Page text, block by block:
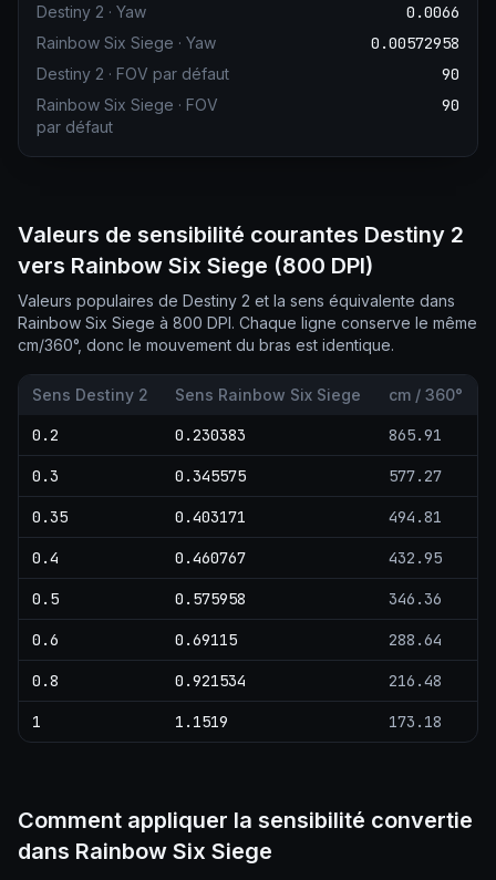
Destiny 2 · Yaw 0.0066
Rainbow Six Siege · Yaw 0.00572958
Destiny 2 · FOV par défaut 90
Rainbow Six Siege · FOV
par défaut
90
Valeurs de sensibilité courantes Destiny 2
vers Rainbow Six Siege (800 DPI)
Valeurs populaires de Destiny 2 et la sens équivalente dans
Rainbow Six Siege à 800 DPI. Chaque ligne conserve le même
cm/360°, donc le mouvement du bras est identique.
Sens Destiny 2 Sens Rainbow Six Siege cm / 360°
0.2 0.230383 865.91
0.3 0.345575 577.27
0.35 0.403171 494.81
0.4 0.460767 432.95
0.5 0.575958 346.36
0.6 0.69115 288.64
0.8 0.921534 216.48
1 1.1519 173.18
Comment appliquer la sensibilité convertie
dans Rainbow Six Siege